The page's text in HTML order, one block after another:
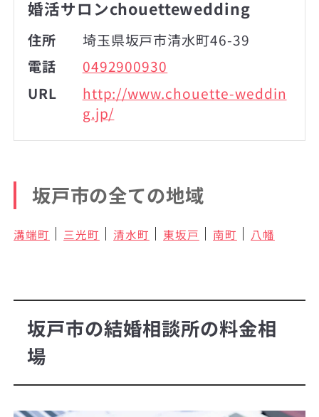
婚活サロンchouettewedding
住所
埼玉県坂戸市清水町46-39
電話
0492900930
URL
http://www.chouette-weddin
g.jp/
坂戸市の全ての地域
溝端町 三光町 清水町 東坂戸 南町 八幡
坂戸市の結婚相談所の料金相
場